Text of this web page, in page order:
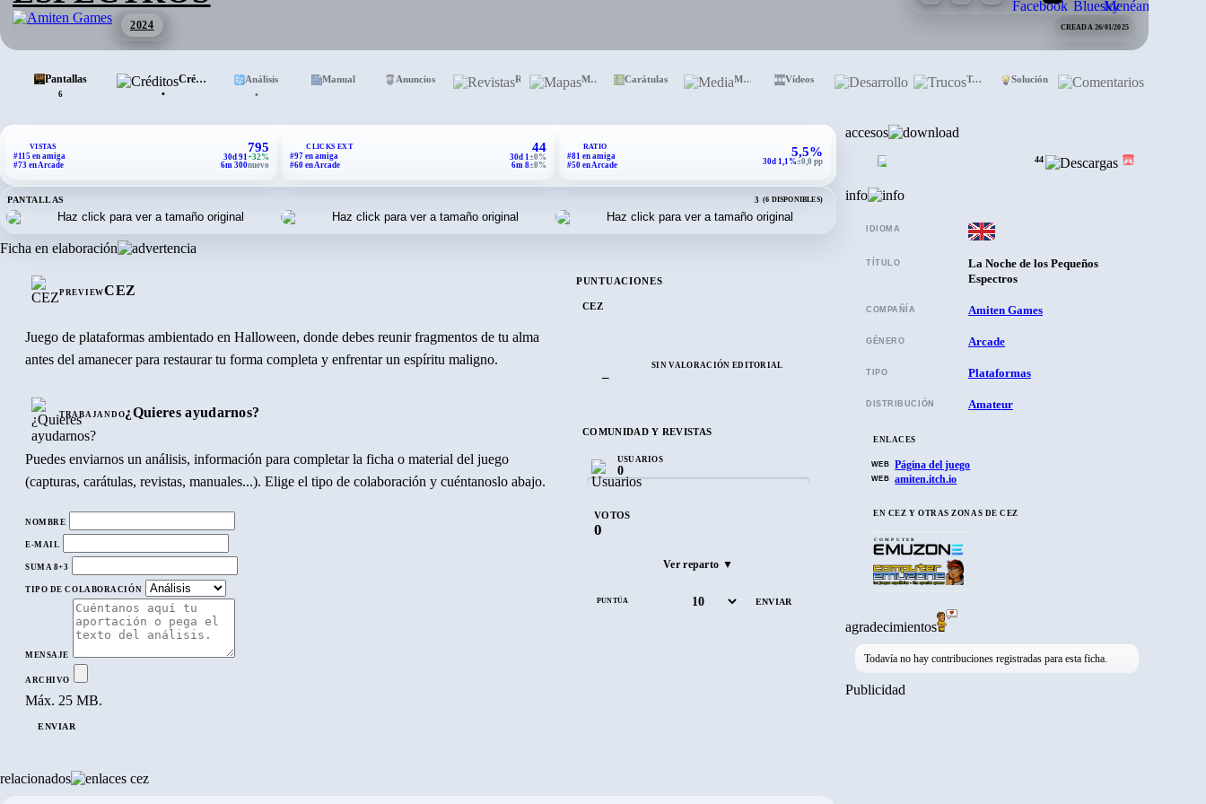
2024 CREADA 26/01/2025
Pantallas
6
Créditos
•
Análisis
•
Manual Anuncios Mapas Carátulas Media Vídeos Desarrollo Trucos Solución
accesos
44
info
IDIOMA
TÍTULO
La Noche de los Pequeños
Espectros
COMPAÑÍA Amiten Games
GÉNERO Arcade
TIPO Plataformas
DISTRIBUCIÓN Amateur
ENLACES
WEB Página del juego
WEB amiten.itch.io
EN CEZ Y OTRAS ZONAS DE CEZ
COMPUTER
agradecimientos
Todavía no hay contribuciones registradas para esta ficha.
Publicidad
VISTAS
#115 en amiga
#73 en Arcade
795
30d 91+32%
6m 300nuevo
CLICKS EXT
#97 en amiga
#60 en Arcade
44
30d 1±0%
6m 8±0%
RATIO
#81 en amiga
#50 en Arcade
5,5%
30d 1,1%±0,0 pp
PANTALLAS 3 (6 DISPONIBLES)
Ficha en elaboración
PREVIEWCEZ
Juego de plataformas ambientado en Halloween, donde debes reunir fragmentos de tu alma
antes del amanecer para restaurar tu forma completa y enfrentar un espíritu maligno.
TRABAJANDO¿Quieres ayudarnos?
Puedes enviarnos un análisis, información para completar la ficha o material del juego
(capturas, carátulas, revistas, manuales...). Elige el tipo de colaboración y cuéntanoslo abajo.
NOMBRE
E-MAIL
SUMA 8+3
TIPO DE COLABORACIÓN
MENSAJE
ARCHIVO
Máx. 25 MB.
ENVIAR
PUNTUACIONES
CEZ
–
SIN VALORACIÓN EDITORIAL
COMUNIDAD Y REVISTAS
USUARIOS
0
VOTOS
0
Ver reparto ▼
PUNTÚA
relacionados